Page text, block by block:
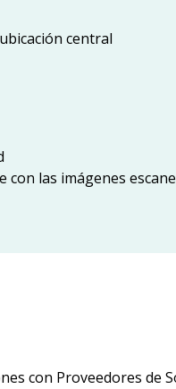
central
con las imágenes
con Proveedores de